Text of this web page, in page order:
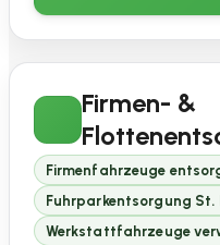
Firmen- &
Firmenfahrzeuge
Fuhrparkentsorgung St.
Werkstattfahrzeuge